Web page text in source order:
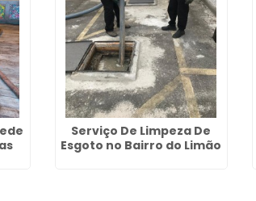
Serviço De Limpeza De
Esgoto no Bairro do Limão